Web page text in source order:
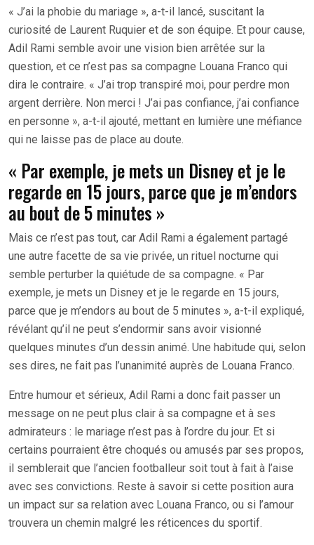
« J’ai la phobie du mariage », a-t-il lancé, suscitant la
curiosité de Laurent Ruquier et de son équipe. Et pour cause,
Adil Rami semble avoir une vision bien arrêtée sur la
question, et ce n’est pas sa compagne Louana Franco qui
dira le contraire. « J’ai trop transpiré moi, pour perdre mon
argent derrière. Non merci ! J’ai pas confiance, j’ai confiance
en personne », a-t-il ajouté, mettant en lumière une méfiance
qui ne laisse pas de place au doute.
« Par exemple, je mets un Disney et je le
regarde en 15 jours, parce que je m’endors
au bout de 5 minutes »
Mais ce n’est pas tout, car Adil Rami a également partagé
une autre facette de sa vie privée, un rituel nocturne qui
semble perturber la quiétude de sa compagne. « Par
exemple, je mets un Disney et je le regarde en 15 jours,
parce que je m’endors au bout de 5 minutes », a-t-il expliqué,
révélant qu’il ne peut s’endormir sans avoir visionné
quelques minutes d’un dessin animé. Une habitude qui, selon
ses dires, ne fait pas l’unanimité auprès de Louana Franco.
Entre humour et sérieux, Adil Rami a donc fait passer un
message on ne peut plus clair à sa compagne et à ses
admirateurs : le mariage n’est pas à l’ordre du jour. Et si
certains pourraient être choqués ou amusés par ses propos,
il semblerait que l’ancien footballeur soit tout à fait à l’aise
avec ses convictions. Reste à savoir si cette position aura
un impact sur sa relation avec Louana Franco, ou si l’amour
trouvera un chemin malgré les réticences du sportif.